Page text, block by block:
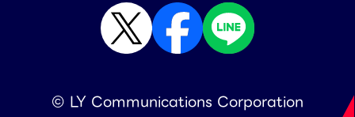
© LY Communications Corporation